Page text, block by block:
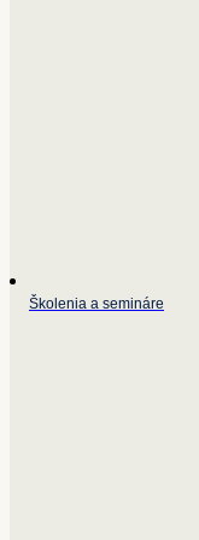
Školenia a semináre